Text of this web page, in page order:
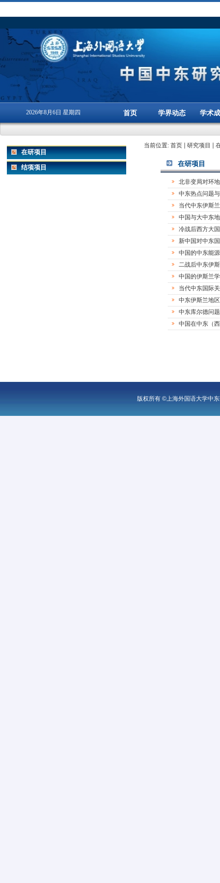
2026年8月6日 星期四 首页 学界动态 学术
在研项目
结项项目
当前位置: 首页 研究项目
在研项目
北非变局对环
中东热点问题
当代中东伊斯
中国与大中东
冷战后西方大
新中国对中东
中国的中东能
二战后中东伊
中国的伊斯兰
当代中东国际
中东伊斯兰地
中东库尔德问
中国在中东（
版权所有 ©上海外国语大学中